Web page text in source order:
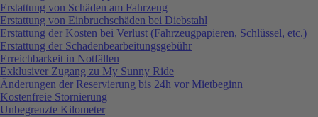
Erstattung von Schäden am Fahrzeug
Erstattung von Einbruchschäden bei Diebstahl
Erstattung der Kosten bei Verlust (Fahrzeugpapieren, Schlüssel, etc.)
Erstattung der Schadenbearbeitungsgebühr
Erreichbarkeit in Notfällen
Exklusiver Zugang zu My Sunny Ride
Änderungen der Reservierung bis 24h vor Mietbeginn
Kostenfreie Stornierung
Unbegrenzte Kilometer